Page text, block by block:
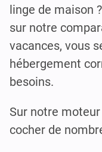
linge de maison
sur notre
vacances, vous
hébergement
besoins.
Sur notre
cocher de